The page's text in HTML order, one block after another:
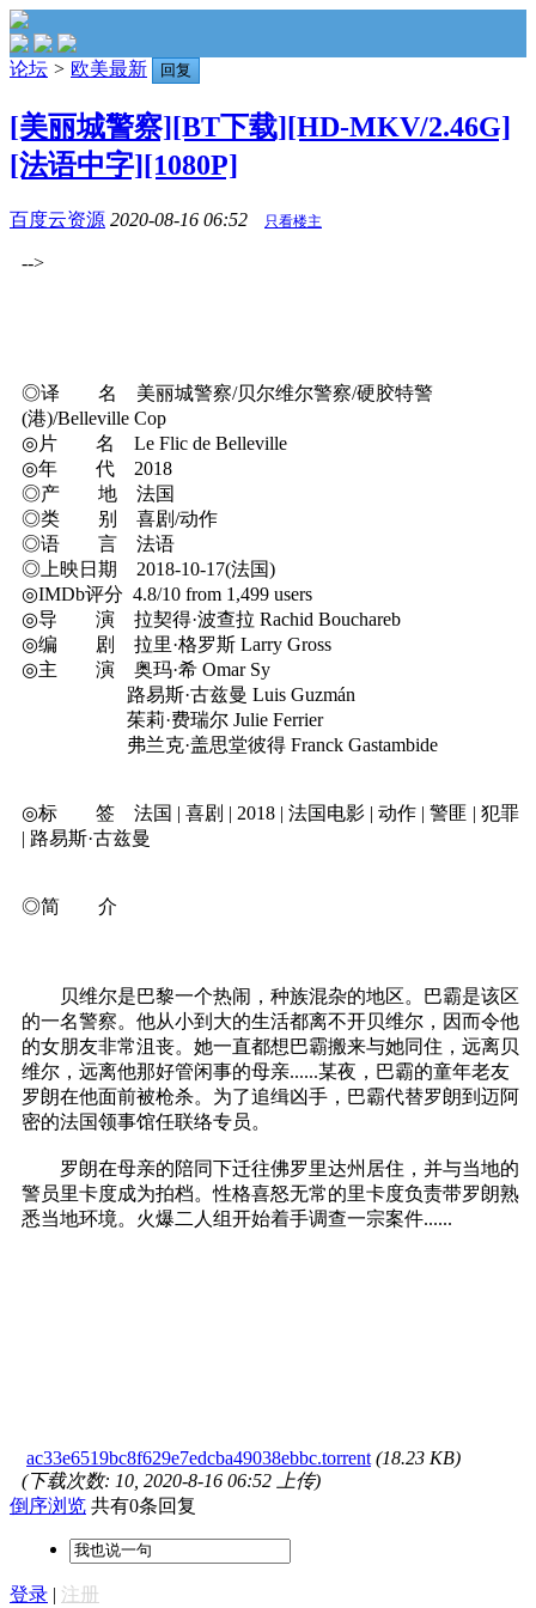
论坛 > 欧美最新 回复
[美丽城警察][BT下载][HD-MKV/2.46G]
[法语中字][1080P]
百度云资源 2020-08-16 06:52 只看楼主
-->
◎译 名 美丽城警察/贝尔维尔警察/硬胶特警
(港)/Belleville Cop
◎片 名 Le Flic de Belleville
◎年 代 2018
◎产 地 法国
◎类 别 喜剧/动作
◎语 言 法语
◎上映日期 2018-10-17(法国)
◎IMDb评分 4.8/10 from 1,499 users
◎导 演 拉契得·波查拉 Rachid Bouchareb
◎编 剧 拉里·格罗斯 Larry Gross
◎主 演 奥玛·希 Omar Sy
路易斯·古兹曼 Luis Guzmán
茱莉·费瑞尔 Julie Ferrier
弗兰克·盖思堂彼得 Franck Gastambide
◎标 签 法国 | 喜剧 | 2018 | 法国电影 | 动作 | 警匪 | 犯罪
| 路易斯·古兹曼
◎简 介
贝维尔是巴黎一个热闹，种族混杂的地区。巴霸是该区
的一名警察。他从小到大的生活都离不开贝维尔，因而令他
的女朋友非常沮丧。她一直都想巴霸搬来与她同住，远离贝
维尔，远离他那好管闲事的母亲......某夜，巴霸的童年老友
罗朗在他面前被枪杀。为了追缉凶手，巴霸代替罗朗到迈阿
密的法国领事馆任联络专员。
罗朗在母亲的陪同下迁往佛罗里达州居住，并与当地的
警员里卡度成为拍档。性格喜怒无常的里卡度负责带罗朗熟
悉当地环境。火爆二人组开始着手调查一宗案件......
ac33e6519bc8f629e7edcba49038ebbc.torrent (18.23 KB)
(下载次数: 10, 2020-8-16 06:52 上传)
倒序浏览 共有0条回复
登录 | 注册